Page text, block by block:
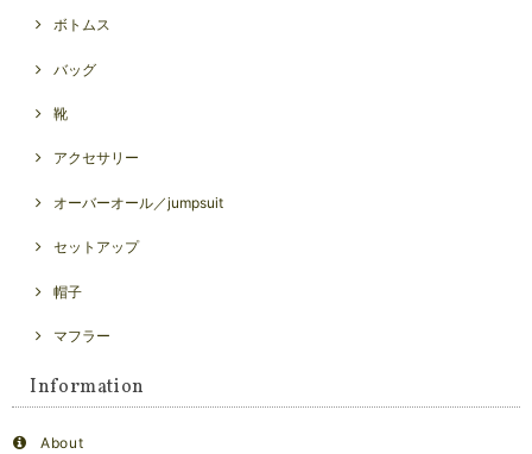
ボトムス
バッグ
靴
アクセサリー
オーバーオール／jumpsuit
セットアップ
帽子
マフラー
Information
About